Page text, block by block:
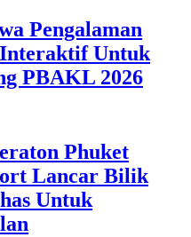
Pengalaman
Untuk
PBAKL 2026
Phuket
Lancar Bilik
Untuk